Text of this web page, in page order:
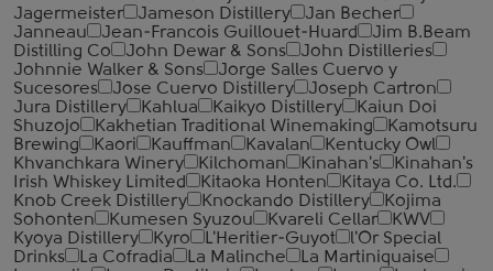
Jagermeister
Jameson Distillery
Jan Becher
Janneau
Jean-Francois Guillouet-Huard
Jim B.Beam
Distilling Co
John Dewar & Sons
John Distilleries
Johnnie Walker & Sons
Jorge Salles Cuervo y
Sucesores
Jose Cuervo Distillery
Joseph Cartron
Jura Distillery
Kahlua Kaikyo Distillery
Kaiun Doi
Shuzojo
Kakhetian Traditional Winemaking
Kamotsuru
Brewing
Kaori Kauffman Kavalan
Kentucky Owl
Khvanchkara Winery
Kilchoman Kinahan's
Kinahan's
Irish Whiskey Limited
Kitaoka Honten
Kitaya Co. Ltd.
Knob Creek Distillery
Knockando Distillery
Kojima
Sohonten
Kumesen Syuzou Kvareli Cellar
KWV
Kyoya Distillery
Kyro L'Heritier-Guyot
l'Or Special
Drinks
La Cofradia La Malinche
La Martiniquaise